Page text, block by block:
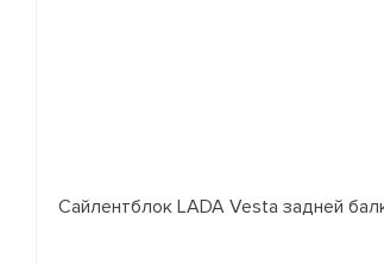
Сайлентблок LADA Vesta задней